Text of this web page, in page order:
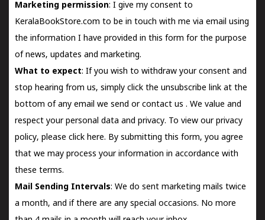
Marketing permission: I give my consent to
KeralaBookStore.com to be in touch with me via email using
the information I have provided in this form for the purpose
of news, updates and marketing.
What to expect: If you wish to withdraw your consent and
stop hearing from us, simply click the unsubscribe link at the
bottom of any email we send orcontact us . We value and
respect your personal data and privacy. To view our privacy
policy, please click here. By submitting this form, you agree
that we may process your information in accordance with
these terms.
Mail Sending Intervals: We do sent marketing mails twice
a month, and if there are any special occasions. No more